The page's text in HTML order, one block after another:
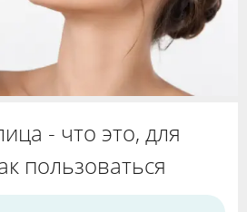
- что это, для
пользоваться